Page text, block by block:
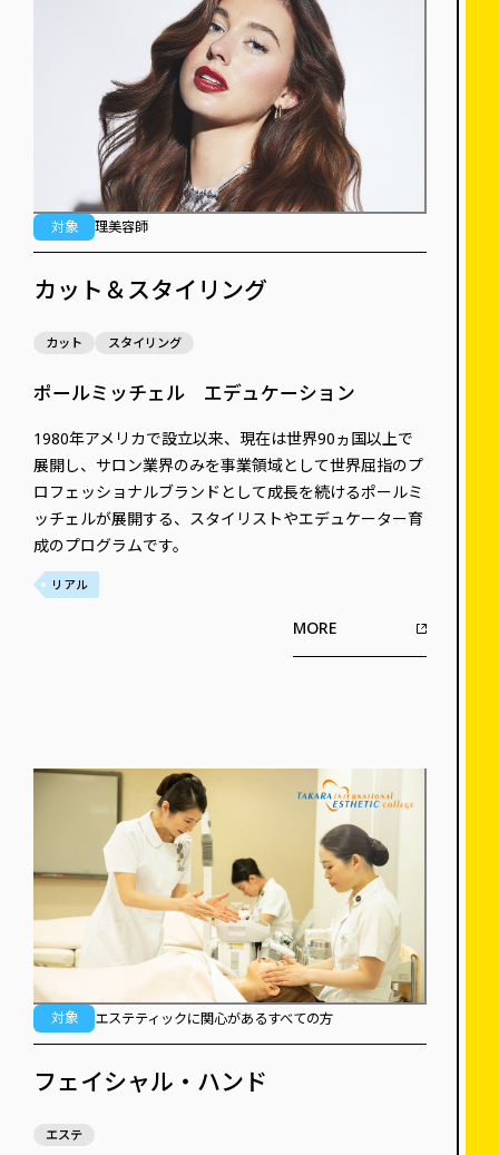
対象 理美容師
カット＆スタイリング
カット スタイリング
ポールミッチェル エデュケーション
1980年アメリカで設立以来、現在は世界90ヵ国以上で
展開し、サロン業界のみを事業領域として世界屈指のプ
ロフェッショナルブランドとして成長を続けるポールミ
ッチェルが展開する、スタイリストやエデュケーター育
成のプログラムです。
リアル
MORE
対象 エステティックに関心があるすべての方
フェイシャル・ハンド
エステ